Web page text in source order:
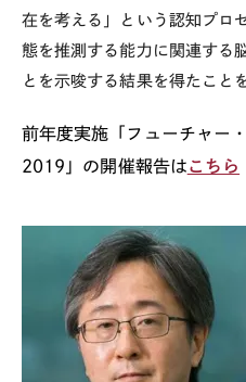
在を考える」という認知プロ
態を推測する能力に関連する
とを示唆する結果を得たこと
前年度実施「フューチャー
2019」の開催報告はこちら